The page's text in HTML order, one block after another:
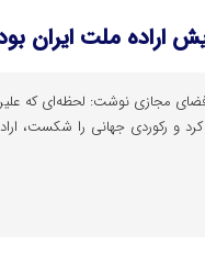
اراده ملت ایران
مجازی نوشت: ‏لحظه‌ای که
مهار کرد و رکوردی جهانی را شکست،